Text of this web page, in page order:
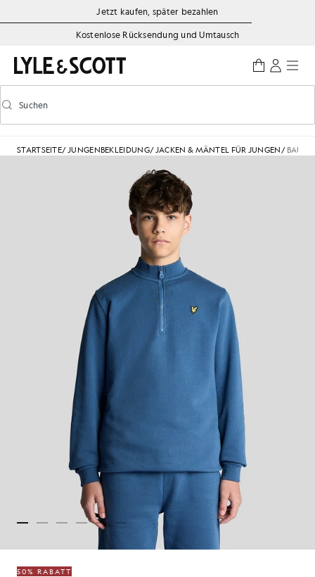
Zum Hauptinhalt springen
Informationen zur Barrierefreiheit
Jetzt kaufen, später bezahlen
Kostenlose Rücksendung und Umtausch
Vorausschauende Suche ein-/ausschalten
Suchen
STARTSEITE/JUNGENBEKLEIDUNG/JACKEN & MÄNTEL FÜR JUNGEN/
50% RABATT